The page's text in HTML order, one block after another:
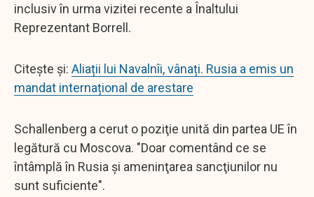
inclusiv în urma vizitei recente a Înaltului
Reprezentant Borrell.
Citește și: Aliații lui Navalnîi, vânați. Rusia a emis un
mandat internațional de arestare
Schallenberg a cerut o poziţie unită din partea UE în
legătură cu Moscova. "Doar comentând ce se
întâmplă în Rusia şi ameninţarea sancţiunilor nu
sunt suficiente".